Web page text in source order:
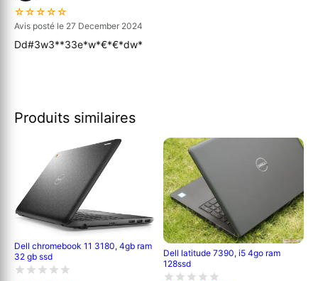
☆☆☆☆☆
Avis posté le 27 December 2024
Dd#3w3**33e*w*€*€*dw*
Produits similaires
Dell chromebook 11 3180, 4gb ram
32 gb ssd
Dell latitude 7390, i5 4go ram
128ssd